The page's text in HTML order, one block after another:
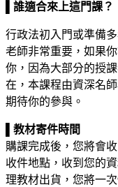
誰適合來上這門課？
行政法初入門或準備
老師非常重要，如果
你，因為大部分的授
在，本課程由資深名
期待你的參與。
教材寄件時間
購課完成後，您將會
收件地點，收到您的
理教材出貨，您將一